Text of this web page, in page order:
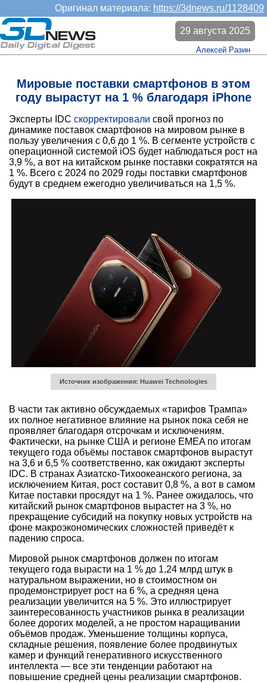
Оригинал материала: https://3dnews.ru/1128409
Мировые поставки смартфонов в этом
году вырастут на 1 % благодаря iPhone
29 августа 2025
Алексей Разин
Эксперты IDC скорректировали свой прогноз по
динамике поставок смартфонов на мировом рынке в
пользу увеличения с 0,6 до 1 %. В сегменте устройств с
операционной системой iOS будет наблюдаться рост на
3,9 %, а вот на китайском рынке поставки сократятся на
1 %. Всего с 2024 по 2029 годы поставки смартфонов
будут в среднем ежегодно увеличиваться на 1,5 %.
Источник изображения: Huawei Technologies
В части так активно обсуждаемых «тарифов Трампа»
их полное негативное влияние на рынок пока себя не
проявляет благодаря отсрочкам и исключениям.
Фактически, на рынке США и регионе EMEA по итогам
текущего года объёмы поставок смартфонов вырастут
на 3,6 и 6,5 % соответственно, как ожидают эксперты
IDC. В странах Азиатско-Тихоокеанского региона, за
исключением Китая, рост составит 0,8 %, а вот в самом
Китае поставки просядут на 1 %. Ранее ожидалось, что
китайский рынок смартфонов вырастет на 3 %, но
прекращение субсидий на покупку новых устройств на
фоне макроэкономических сложностей приведёт к
падению спроса.
Мировой рынок смартфонов должен по итогам
текущего года вырасти на 1 % до 1,24 млрд штук в
натуральном выражении, но в стоимостном он
продемонстрирует рост на 6 %, а средняя цена
реализации увеличится на 5 %. Это иллюстрирует
заинтересованность участников рынка в реализации
более дорогих моделей, а не простом наращивании
объёмов продаж. Уменьшение толщины корпуса,
складные решения, появление более продвинутых
камер и функций генеративного искусственного
интеллекта — все эти тенденции работают на
повышение средней цены реализации смартфонов.